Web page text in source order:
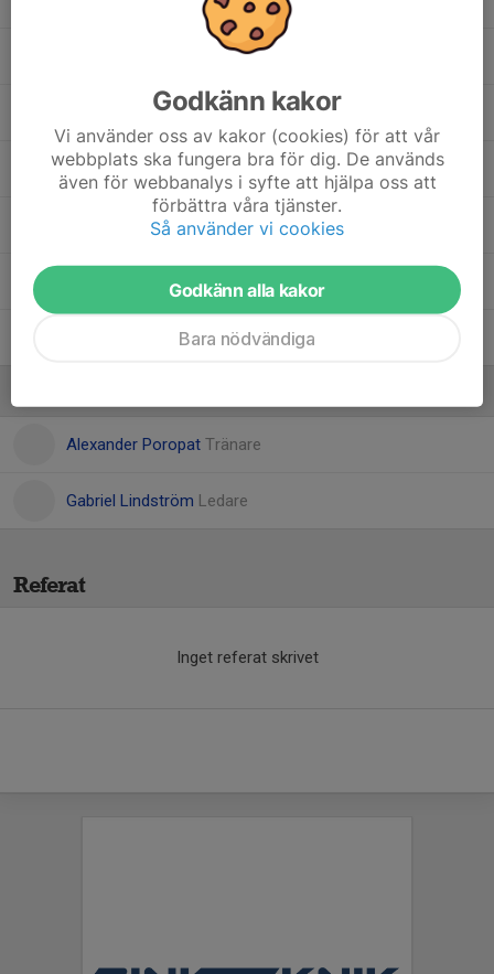
Novak Scepanovic
Ridwan Muse
Shiwan Ojeda
Alexander Poropat Tränare
Gabriel Lindström Ledare
Referat
Inget referat skrivet
Godkänn kakor
Vi använder oss av kakor (cookies) för att vår
webbplats ska fungera bra för dig. De används
även för webbanalys i syfte att hjälpa oss att
förbättra våra tjänster.
Så använder vi cookies
Godkänn alla kakor
Bara nödvändiga